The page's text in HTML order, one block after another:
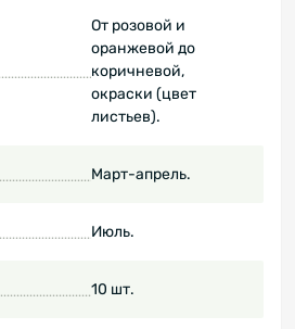
От розовой и
оранжевой до
коричневой,
окраски (цвет
листьев).
Март-апрель.
Июль.
10 шт.